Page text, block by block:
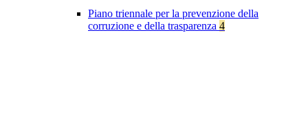
Piano triennale per la prevenzione della
corruzione e della trasparenza 4